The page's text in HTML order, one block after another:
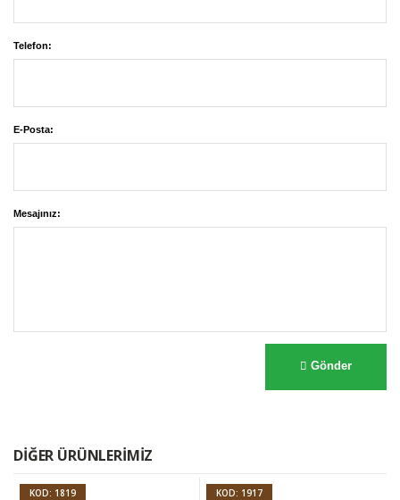
Telefon:
E-Posta:
Mesajınız:
Gönder
DIĞER ÜRÜNLERIMIZ
KOD: 1819 KOD: 1917